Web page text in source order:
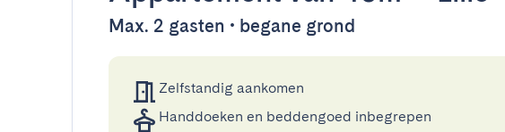
Max. 2 gasten • begane grond
Zelfstandig aankomen
Handdoeken en beddengoed inbegrepen